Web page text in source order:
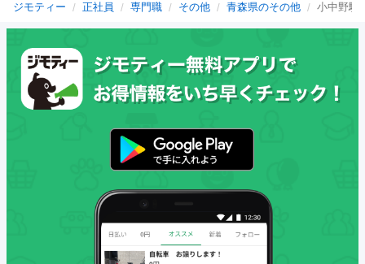
ジモティー 正社員 専門職 その他 青森県のその他 小中野駅